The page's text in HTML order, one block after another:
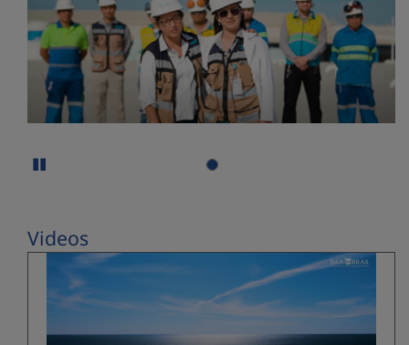
Parar la presentación de imágenes
Videos